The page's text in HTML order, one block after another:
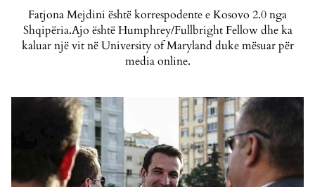
Fatjona Mejdini është korrespodente e Kosovo 2.0 nga
Shqipëria.Ajo është Humphrey/Fullbright Fellow dhe ka
kaluar një vit në University of Maryland duke mësuar për
media online.